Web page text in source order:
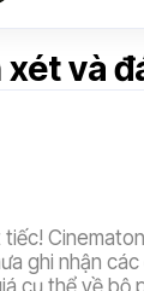
xét và
tiếc!
ghi nhận các
cụ thể về bộ